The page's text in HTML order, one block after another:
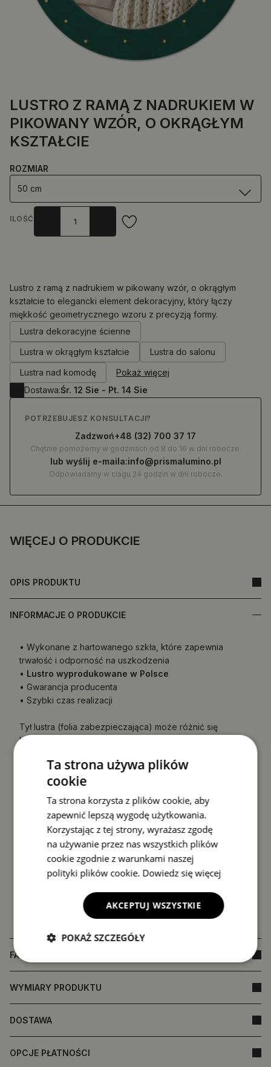
WIĘCEJ O PRODUKCIE
OPIS PRODUKTU
INFORMACJE O PRODUKCIE
• Wykonane z hartowanego szkła, które zapewnia
trwałość i odporność na uszkodzenia
• Lustro wyprodukowane w Polsce
• Gwarancja producenta
• Szybki czas realizacji
Tył lustra (folia zabezpieczająca) może różnić się
kolorem od przedstawionego w ofercie.
reklamacji.
FAQ
WYMIARY PRODUKTU
DOSTAWA
OPCJE PŁATNOŚCI
LUSTRO Z RAMĄ Z NADRUKIEM W
PIKOWANY WZÓR, O OKRĄGŁYM
KSZTAŁCIE
ROZMIAR
50 cm
ILOŚĆ
0.00zł
Lustro z ramą z nadrukiem w pikowany wzór, o okrągłym
kształcie to elegancki element dekoracyjny, który łączy
miękkość geometrycznego wzoru z precyzją formy.
Lustra dekoracyjne ścienne
Lustra w okrągłym kształcie
Lustra do salonu
Lustra nad komodę
Pokaż więcej
Dostawa:Śr. 12 Sie - Pt. 14 Sie
POTRZEBUJESZ KONSULTACJI?
Zadzwoń+48 (32) 700 37 17
Chętnie pomożemy w godzinach od 8 do 16 w dni robocze.
lub wyślij e-maila:info@prismalumino.pl
Odpowiadamy w ciagu 24 godzin w dni robocze.
Ta strona używa plików
cookie
Ta strona korzysta z plików cookie, aby
zapewnić lepszą wygodę użytkowania.
Korzystając z tej strony, wyrażasz zgodę
na używanie przez nas wszystkich plików
cookie zgodnie z warunkami naszej
polityki plików cookie. Dowiedz się więcej
AKCEPTUJ WSZYSTKIE
POKAŻ SZCZEGÓŁY